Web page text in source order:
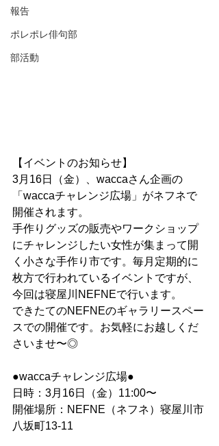
報告
ポレポレ俳句部
部活動
【イベントのお知らせ】
3月16日（金）、waccaさん企画の
「waccaチャレンジ広場」がネフネで
開催されます。
手作りグッズの販売やワークショップ
にチャレンジしたい女性が集まって開
く小さな手作り市です。毎月定期的に
枚方で行われているイベントですが、
今回は寝屋川NEFNEで行います。
できたてのNEFNEのギャラリースペー
スでの開催です。お気軽にお越しくだ
さいませ〜◎
●waccaチャレンジ広場●
日時：3月16日（金）11:00〜
開催場所：NEFNE（ネフネ）寝屋川市
八坂町13-11